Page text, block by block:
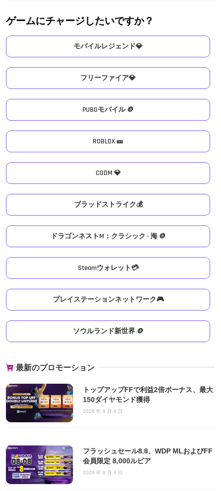
ゲームにチャージしたいですか？
モバイルレジェンド💎
フリーファイア💎
PUBGモバイル 🪙
ROBLOX 🎫
CODM 💎
ブラッドストライク💰
ドラゴンネストM：クラシック - 海 🪙
Steamウォレット💳
プレイステーションネットワーク🎮
ソウルランド新世界 🪙
最新のプロモーション
トップアップFFで利益2倍ボーナス、最大
150ダイヤモンド獲得
2026 年 8 月 4 日
フラッシュセール8.8、WDP MLおよびFF
会員限定 8,000ルピア
2026 年 8 月 4 日